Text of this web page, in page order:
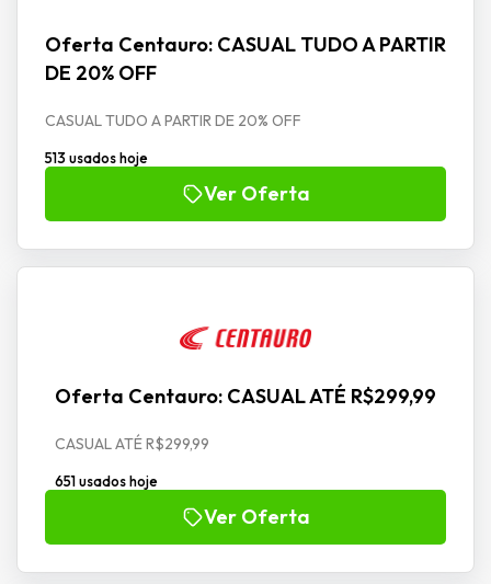
Oferta Centauro: CASUAL TUDO A PARTIR
DE 20% OFF
CASUAL TUDO A PARTIR DE 20% OFF
513 usados hoje
Ver Oferta
Oferta Centauro: CASUAL ATÉ R$299,99
CASUAL ATÉ R$299,99
651 usados hoje
Ver Oferta